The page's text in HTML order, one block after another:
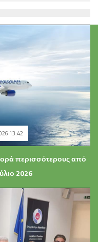
13:42
περισσότερους από
2026